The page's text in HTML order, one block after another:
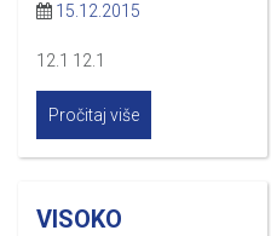
15.12.2015
12.1 12.1
Pročitaj više
VISOKO